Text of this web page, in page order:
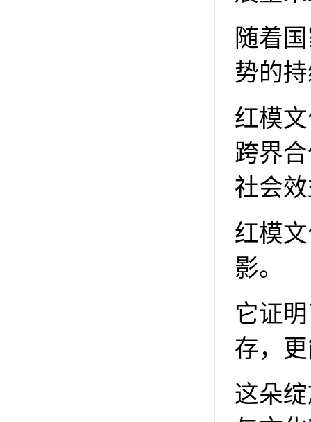
随着
势的
红模
跨界
社会
红模
影。
它证
存，
这朵